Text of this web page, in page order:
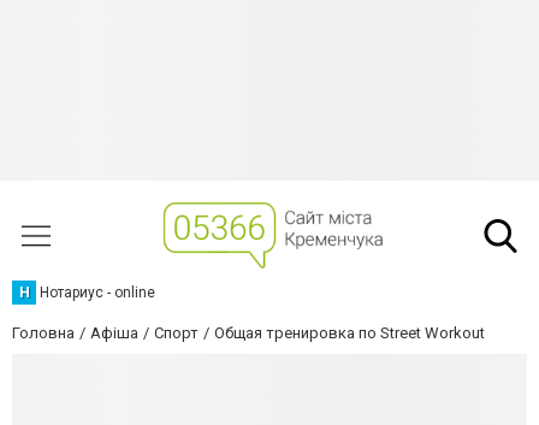
Н Нотариус - online
Головна Афіша Спорт Общая тренировка по Street Workout